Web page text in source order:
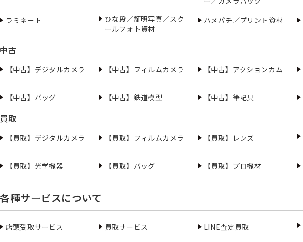
ラミネート
ひな段／証明写真／スク
ールフォト資材
ハメパチ／プリント資材
中古
【中古】デジタルカメラ 【中古】フィルムカメラ 【中古】アクションカム
【中古】バッグ 【中古】鉄道模型 【中古】筆記具
買取
【買取】デジタルカメラ 【買取】フィルムカメラ 【買取】レンズ
【買取】光学機器
【買取】バッグ 【買取】プロ機材
各種サービスについて
店頭受取サービス 買取サービス LINE査定買取